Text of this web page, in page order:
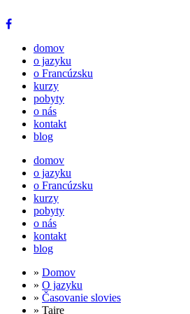
domov
o jazyku
o Francúzsku
kurzy
pobyty
o nás
kontakt
blog
domov
o jazyku
o Francúzsku
kurzy
pobyty
o nás
kontakt
blog
» Domov
» O jazyku
» Časovanie slovies
» Taire